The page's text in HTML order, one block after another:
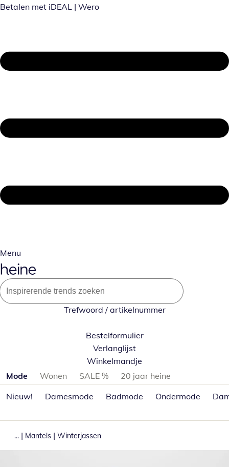
Betalen met iDEAL | Wero
Menu
Trefwoord / artikelnummer
Bestelformulier
Verlanglijst
Winkelmandje
Productcategorieën overslaan
Mode Wonen SALE %
20 jaar heine
Nieuw!
Damesmode Badmode Ondermode
... | Mantels | Winterjassen